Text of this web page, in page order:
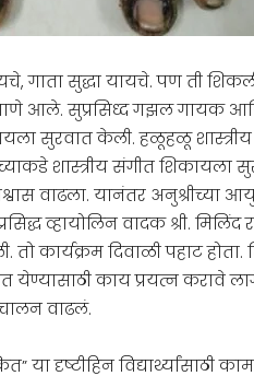
गाता सुद्धा यायचे. पण ती
आले. सुप्रसिध्द गझल गायक
सुरवात केली. हळूहळू
शास्त्रीय संगीत
वाढला. यानंतर अनुश्रीच्या
व्हायोलिन वादक श्री.
तो कार्यक्रम दिवाळी पहाट
येण्यासाठी काय प्रयत्न करावे
वाढलं.
या दृष्टीहिन विद्यार्थ्यांसाठी